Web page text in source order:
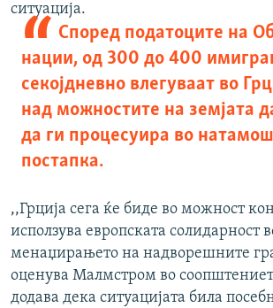
ситуација.
Според податоците на
нации, од 300 до 400
секојдневно влегуваат во
над можностите на земјата
да ги процесуира во
постапка.
,,Грција сега ќе биде во можност
исползува европската солидарност
менаџирањето на надворешните
оценува Малмстром во
додава дека ситуацијата била